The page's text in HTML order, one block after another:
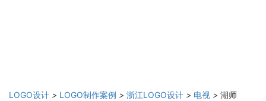
LOGO设计 > LOGO制作案例 > 浙江LOGO设计 > 电视 > 湖师